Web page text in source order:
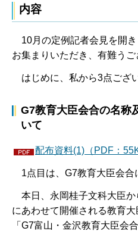
内容
10月の定例記者会見を開
お集まりいただき、有難うご
はじめに、私から3点ござ
G7教育大臣会合の名称
いて
配布資料(1)（PDF：
1点目は、G7教育大臣会合
本日、永岡桂子文科大臣
にあわせて開催される教育
「G7富山・金沢教育大臣会